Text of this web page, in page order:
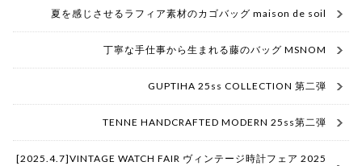
夏を感じさせるラフィア素材のカゴバッグ maison de soil
丁寧な手仕事から生まれる藤のバッグ MSNOM
GUPTIHA 25ss COLLECTION 第二弾
TENNE HANDCRAFTED MODERN 25ss第二弾
[2025.4.7]VINTAGE WATCH FAIR ヴィンテージ時計フェア 2025